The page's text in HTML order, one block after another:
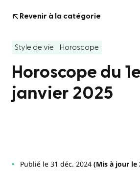
Revenir à la catégorie
Style de vie Horoscope
Horoscope du
janvier 2025
Publié le 31 déc. 2024(Mis à jour le